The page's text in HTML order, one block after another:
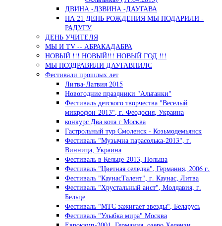
ДВИНА -ДЗВИНА -ДАУГАВА
НА 21 ДЕНЬ РОЖДЕНИЯ МЫ ПОДАРИЛИ -
РАДУГУ
ДЕНЬ УЧИТЕЛЯ
МЫ И TV -- АБРАКАДАБРА
НОВЫЙ !!! НОВЫЙ!!! НОВЫЙ ГОД !!!
МЫ ПОЗДРАВИЛИ ДАУГАВПИЛС
Фестивали прошлых лет
Литва-Латвия 2015
Новогодние праздники "Альтанки"
Фестиваль детского творчества "Веселый
микрофон-2013", г. Феодосия, Украина
конкурс Два кота г Москва
Гастрольный тур Смоленск - Козьмодемьянск
Фестиваль "Музычна парасолька-2013", г.
Винница, Украина
Фестиваль в Кельце-2013, Польша
Фестиваль "Цветная селедка", Германия, 2006 г.
Фестиваль "КаунасТалент", г. Каунас, Литва
Фестиваль "Хрустальный аист", Молдавия, г.
Бельце
Фестиваль "МТС зажигает звезды", Беларусь
Фестиваль "Улыбка мира" Москва